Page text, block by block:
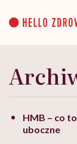
content
HMB – co
uboczne